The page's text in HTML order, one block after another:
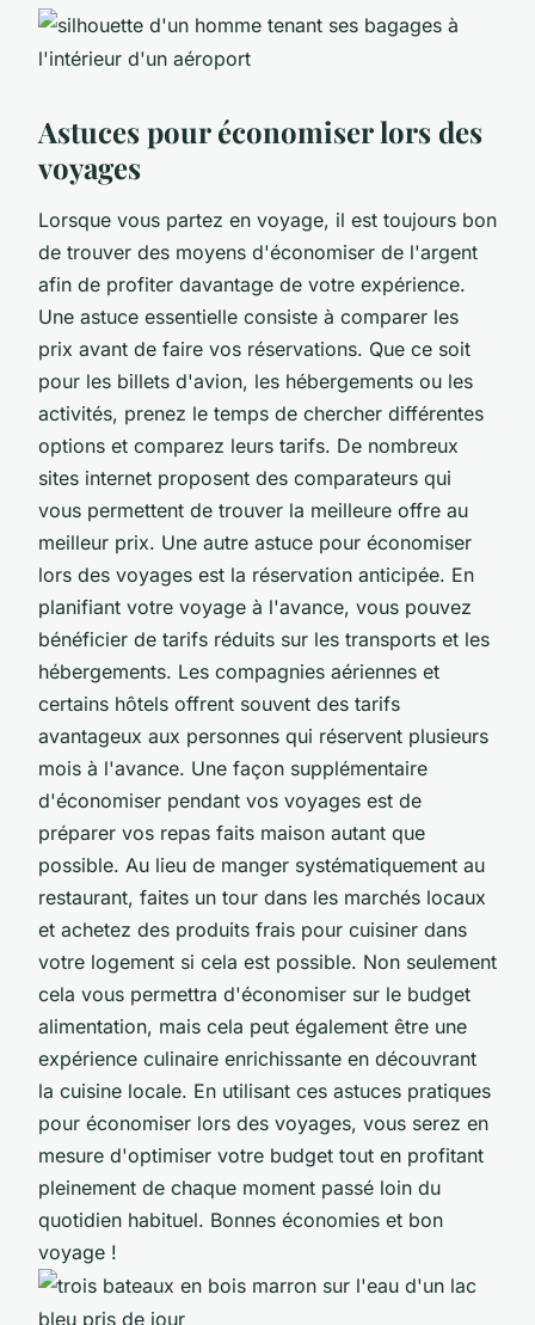
Astuces pour économiser lors des
voyages
Lorsque vous partez en voyage, il est toujours bon
de trouver des moyens d'économiser de l'argent
afin de profiter davantage de votre expérience.
Une astuce essentielle consiste à comparer les
prix avant de faire vos réservations. Que ce soit
pour les billets d'avion, les hébergements ou les
activités, prenez le temps de chercher différentes
options et comparez leurs tarifs. De nombreux
sites internet proposent des comparateurs qui
vous permettent de trouver la meilleure offre au
meilleur prix. Une autre astuce pour économiser
lors des voyages est la réservation anticipée. En
planifiant votre voyage à l'avance, vous pouvez
bénéficier de tarifs réduits sur les transports et les
hébergements. Les compagnies aériennes et
certains hôtels offrent souvent des tarifs
avantageux aux personnes qui réservent plusieurs
mois à l'avance. Une façon supplémentaire
d'économiser pendant vos voyages est de
préparer vos repas faits maison autant que
possible. Au lieu de manger systématiquement au
restaurant, faites un tour dans les marchés locaux
et achetez des produits frais pour cuisiner dans
votre logement si cela est possible. Non seulement
cela vous permettra d'économiser sur le budget
alimentation, mais cela peut également être une
expérience culinaire enrichissante en découvrant
la cuisine locale. En utilisant ces astuces pratiques
pour économiser lors des voyages, vous serez en
mesure d'optimiser votre budget tout en profitant
pleinement de chaque moment passé loin du
quotidien habituel. Bonnes économies et bon
voyage !